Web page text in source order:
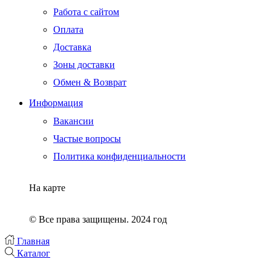
Работа с сайтом
Оплата
Доставка
Зоны доставки
Обмен & Возврат
Информация
Вакансии
Частые вопросы
Политика конфиденциальности
На карте
© Все права защищены. 2024 год
Главная
Каталог